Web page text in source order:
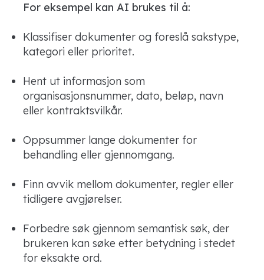
For eksempel kan AI brukes til å:
Klassifiser dokumenter og foreslå sakstype,
kategori eller prioritet.
Hent ut informasjon som
organisasjonsnummer, dato, beløp, navn
eller kontraktsvilkår.
Oppsummer lange dokumenter for
behandling eller gjennomgang.
Finn avvik mellom dokumenter, regler eller
tidligere avgjørelser.
Forbedre søk gjennom semantisk søk, der
brukeren kan søke etter betydning i stedet
for eksakte ord.